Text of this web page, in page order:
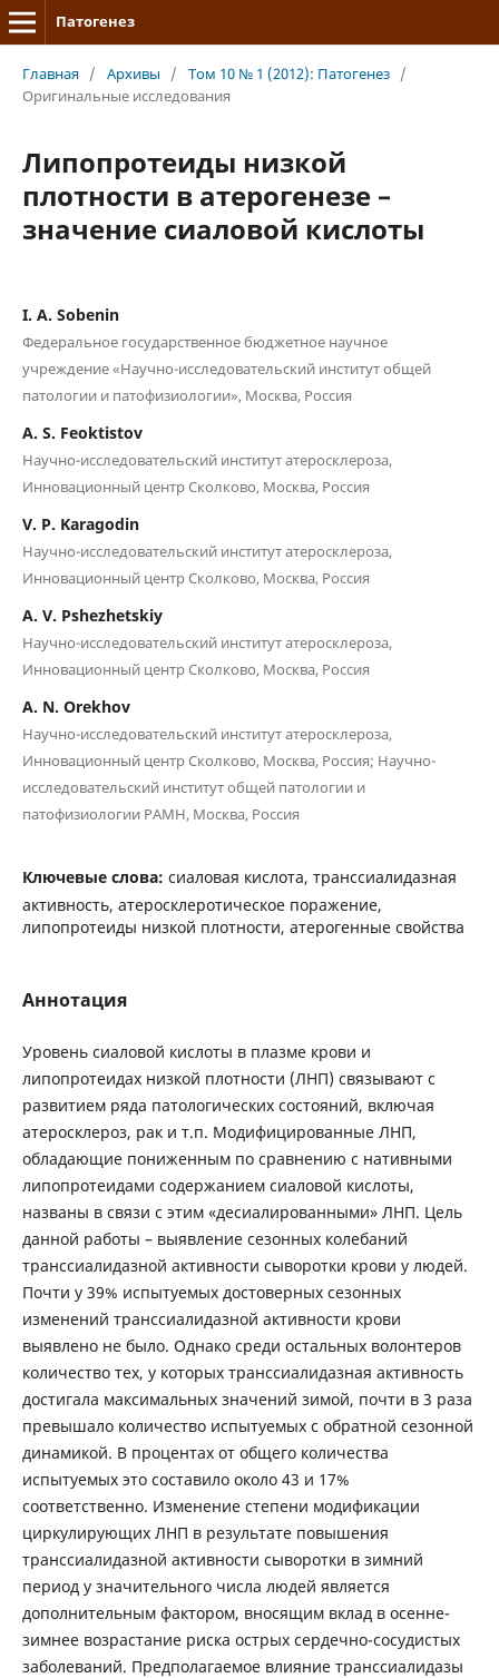
Патогенез
Главная / Архивы / Том 10 № 1 (2012): Патогенез /
Оригинальные исследования
Липопротеиды низкой
плотности в атерогенезе –
значение сиаловой кислоты
I. A. Sobenin
Федеральное государственное бюджетное научное
учреждение «Научно-исследовательский институт общей
патологии и патофизиологии», Москва, Россия
A. S. Feoktistov
Научно-исследовательский институт атеросклероза,
Инновационный центр Сколково, Москва, Россия
V. P. Karagodin
Научно-исследовательский институт атеросклероза,
Инновационный центр Сколково, Москва, Россия
A. V. Pshezhetskiy
Научно-исследовательский институт атеросклероза,
Инновационный центр Сколково, Москва, Россия
A. N. Orekhov
Научно-исследовательский институт атеросклероза,
Инновационный центр Сколково, Москва, Россия; Научно-
исследовательский институт общей патологии и
патофизиологии РАМН, Москва, Россия
Ключевые слова: сиаловая кислота, транссиалидазная
активность, атеросклеротическое поражение,
липопротеиды низкой плотности, атерогенные свойства
Аннотация
Уровень сиаловой кислоты в плазме крови и
липопротеидах низкой плотности (ЛНП) связывают с
развитием ряда патологических состояний, включая
атеросклероз, рак и т.п. Модифицированные ЛНП,
обладающие пониженным по сравнению с нативными
липопротеидами содержанием сиаловой кислоты,
названы в связи с этим «десиалированными» ЛНП. Цель
данной работы – выявление сезонных колебаний
транссиалидазной активности сыворотки крови у людей.
Почти у 39% испытуемых достоверных сезонных
изменений транссиалидазной активности крови
выявлено не было. Однако среди остальных волонтеров
количество тех, у которых транссиалидазная активность
достигала максимальных значений зимой, почти в 3 раза
превышало количество испытуемых с обратной сезонной
динамикой. В процентах от общего количества
испытуемых это составило около 43 и 17%
соответственно. Изменение степени модификации
циркулирующих ЛНП в результате повышения
транссиалидазной активности сыворотки в зимний
период у значительного числа людей является
дополнительным фактором, вносящим вклад в осенне-
зимнее возрастание риска острых сердечно-сосудистых
заболеваний. Предполагаемое влияние транссиалидазы